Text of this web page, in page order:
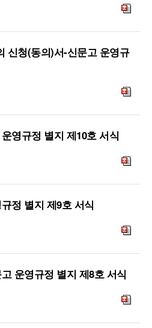
신청(동의)서-신문고 운영규
영규정 별지 제10호 서식
정 별지 제9호 서식
운영규정 별지 제8호 서식